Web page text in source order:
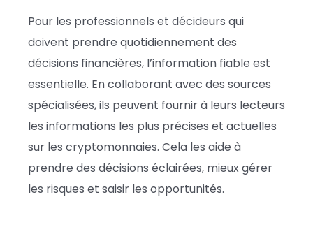
Pour les professionnels et décideurs qui
doivent prendre quotidiennement des
décisions financières, l’information fiable est
essentielle. En collaborant avec des sources
spécialisées, ils peuvent fournir à leurs lecteurs
les informations les plus précises et actuelles
sur les cryptomonnaies. Cela les aide à
prendre des décisions éclairées, mieux gérer
les risques et saisir les opportunités.